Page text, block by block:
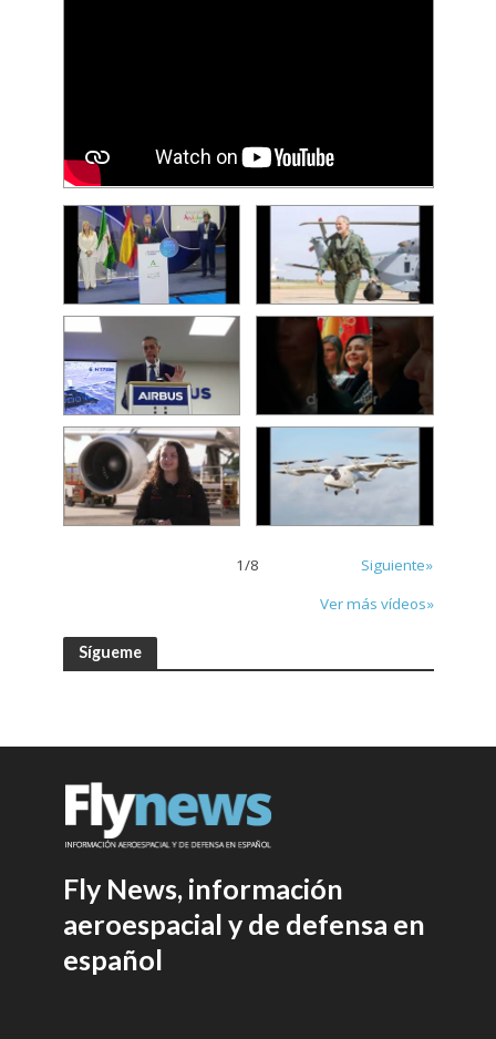
1/8
Siguiente»
Ver más vídeos»
Sígueme
Fly News, información
aeroespacial y de defensa en
español